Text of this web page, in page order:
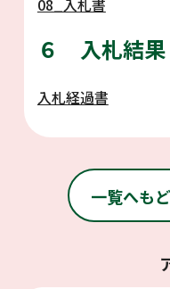
08_入札書
６ 入札結果
入札経過書
投稿
一覧へも